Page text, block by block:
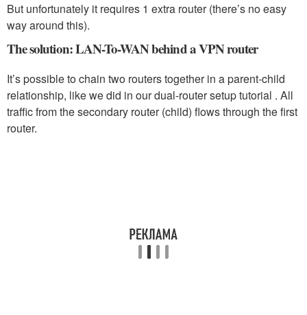
But unfortunately it requires 1 extra router (there’s no easy
way around this).
The solution: LAN-To-WAN behind a VPN router
It’s possible to chain two routers together in a parent-child
relationship, like we did in our dual-router setup tutorial . All
traffic from the secondary router (child) flows through the first
router.